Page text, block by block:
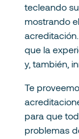
tecleando
mostrando
que la
y, también,
Te
para que
problemas